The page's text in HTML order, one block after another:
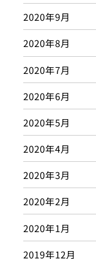
2020年9月
2020年8月
2020年7月
2020年6月
2020年5月
2020年4月
2020年3月
2020年2月
2020年1月
2019年12月